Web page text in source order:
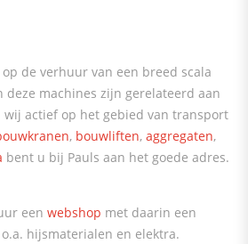
de verhuur van een breed scala
deze machines zijn gerelateerd aan
wij actief op het gebied van transport
, bouwliften, aggregaten,
bent u bij Pauls aan het goede adres.
een webshop met daarin een
hijsmaterialen en elektra.